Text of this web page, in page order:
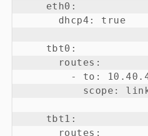
    eth0:
      dhcp4: true
    tbt0:
      routes:
- to:
scope:
    tbt1:
      routes: